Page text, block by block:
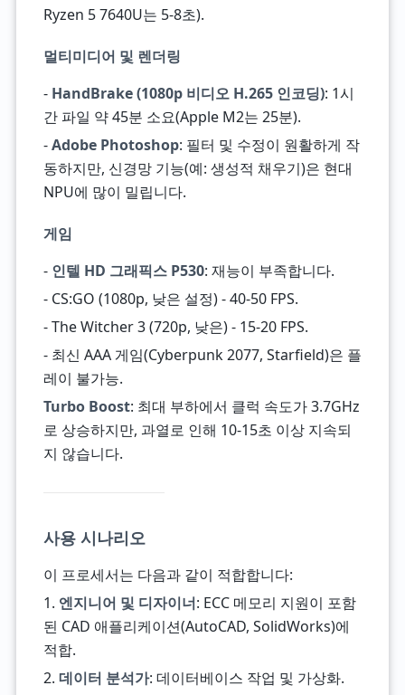
Ryzen 5 7640U는 5-8초).
멀티미디어 및 렌더링
- HandBrake (1080p 비디오 H.265 인코딩): 1시
간 파일 약 45분 소요(Apple M2는 25분).
-Adobe Photoshop: 필터 및 수정이 원활하게 작
동하지만, 신경망 기능(예: 생성적 채우기)은 현대
NPU에 많이 밀립니다.
게임
- 인텔 HD 그래픽스 P530: 재능이 부족합니다.
- CS:GO (1080p, 낮은 설정) - 40-50 FPS.
- The Witcher 3 (720p, 낮은) - 15-20 FPS.
- 최신 AAA 게임(Cyberpunk 2077, Starfield)은 플
레이 불가능.
Turbo Boost: 최대 부하에서 클럭 속도가 3.7GHz
로 상승하지만, 과열로 인해 10-15초 이상 지속되
지 않습니다.
사용 시나리오
이 프로세서는 다음과 같이 적합합니다:
1. 엔지니어 및 디자이너: ECC 메모리 지원이 포함
된 CAD 애플리케이션(AutoCAD, SolidWorks)에
적합.
2. 데이터 분석가: 데이터베이스 작업 및 가상화.